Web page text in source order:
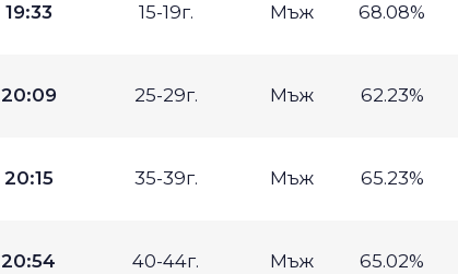
19:33 15-19г. Мъж 68.08%
20:09 25-29г. Мъж 62.23%
20:15 35-39г. Мъж 65.23%
20:54 40-44г. Мъж 65.02%